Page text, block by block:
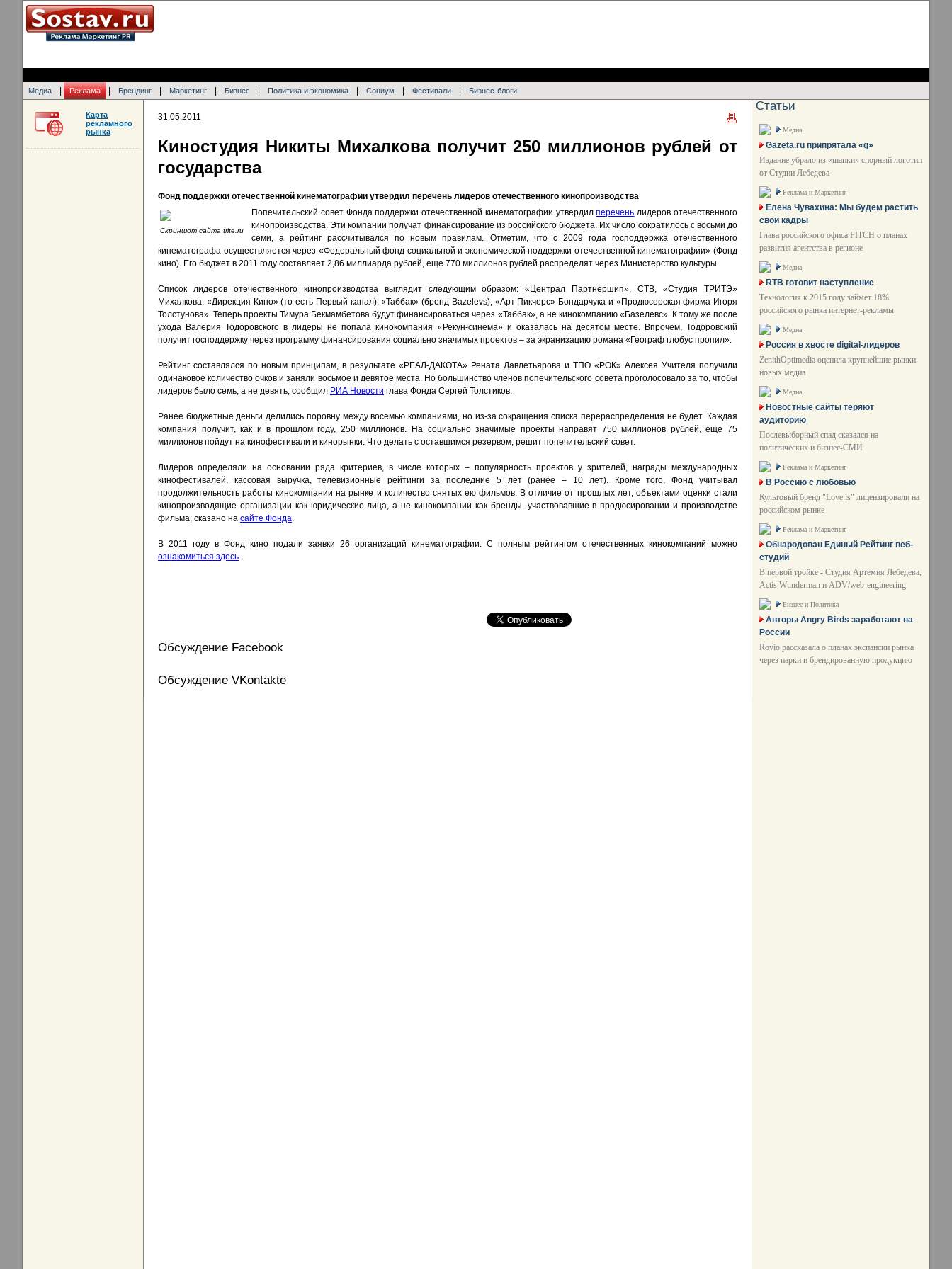
Медиа Реклама Брендинг Маркетинг Бизнес Политика и экономика Социум Фестивали Бизнес-блоги
31.05.2011
Киностудия Никиты Михалкова получит 250 миллионов рублей от
государства
Фонд поддержки отечественной кинематографии утвердил перечень лидеров отечественного кинопроизводства
Скриншот сайта trite.ru
Попечительский совет Фонда поддержки отечественной кинематографии утвердилперечень лидеров отечественного
кинопроизводства. Эти компании получат финансирование из российского бюджета. Их число сократилось с восьми до
семи, а рейтинг рассчитывался по новым правилам. Отметим, что с 2009 года господдержка отечественного
кинематографа осуществляется через «Федеральный фонд социальной и экономической поддержки отечественной кинематографии» (Фонд
кино). Его бюджет в 2011 году составляет 2,86 миллиарда рублей, еще 770 миллионов рублей распределят через Министерство культуры.
Список лидеров отечественного кинопроизводства выглядит следующим образом: «Централ Партнершип», СТВ, «Студия ТРИТЭ»
Михалкова, «Дирекция Кино» (то есть Первый канал), «Таббак» (бренд Bazelevs), «Арт Пикчерс» Бондарчука и «Продюсерская фирма Игоря
Толстунова». Теперь проекты Тимура Бекмамбетова будут финансироваться через «Таббак», а не кинокомпанию «Базелевс». К тому же после
ухода Валерия Тодоровского в лидеры не попала кинокомпания «Рекун-синема» и оказалась на десятом месте. Впрочем, Тодоровский
получит господдержку через программу финансирования социально значимых проектов – за экранизацию романа «Географ глобус пропил».
Рейтинг составлялся по новым принципам, в результате «РЕАЛ-ДАКОТА» Рената Давлетьярова и ТПО «РОК» Алексея Учителя получили
одинаковое количество очков и заняли восьмое и девятое места. Но большинство членов попечительского совета проголосовало за то, чтобы
лидеров было семь, а не девять, сообщил РИА Новости глава Фонда Сергей Толстиков.
Ранее бюджетные деньги делились поровну между восемью компаниями, но из-за сокращения списка перераспределения не будет. Каждая
компания получит, как и в прошлом году, 250 миллионов. На социально значимые проекты направят 750 миллионов рублей, еще 75
миллионов пойдут на кинофестивали и кинорынки. Что делать с оставшимся резервом, решит попечительский совет.
Лидеров определяли на основании ряда критериев, в числе которых – популярность проектов у зрителей, награды международных
кинофестивалей, кассовая выручка, телевизионные рейтинги за последние 5 лет (ранее – 10 лет). Кроме того, Фонд учитывал
продолжительность работы кинокомпании на рынке и количество снятых ею фильмов. В отличие от прошлых лет, объектами оценки стали
кинопроизводящие организации как юридические лица, а не кинокомпании как бренды, участвовавшие в продюсировании и производстве
фильма, сказано на сайте Фонда.
В 2011 году в Фонд кино подали заявки 26 организаций кинематографии. С полным рейтингом отечественных кинокомпаний можно
ознакомиться здесь.
Обсуждение Facebook
Обсуждение VKontakte
Карта
рекламного
рынка
Статьи
Медиа
Gazeta.ru припрятала «g»
Издание убрало из «шапки» спорный логотип
от Студии Лебедева
Реклама и Маркетинг
Елена Чувахина: Мы будем растить
свои кадры
Глава российского офиса FITCH о планах
развития агентства в регионе
Медиа
RTB готовит наступление
Технология к 2015 году займет 18%
российского рынка интернет-рекламы
Медиа
Россия в хвосте digital-лидеров
ZenithOptimedia оценила крупнейшие рынки
новых медиа
Медиа
Новостные сайты теряют
аудиторию
Послевыборный спад сказался на
политических и бизнес-СМИ
Реклама и Маркетинг
В Россию с любовью
Культовый бренд "Love is" лицензировали на
российском рынке
Реклама и Маркетинг
Обнародован Единый Рейтинг веб-
студий
В первой тройке - Студия Артемия Лебедева,
Actis Wunderman и ADV/web-engineering
Бизнес и Политика
Авторы Angry Birds заработают на
России
Rovio рассказала о планах экспансии рынка
через парки и брендированную продукцию